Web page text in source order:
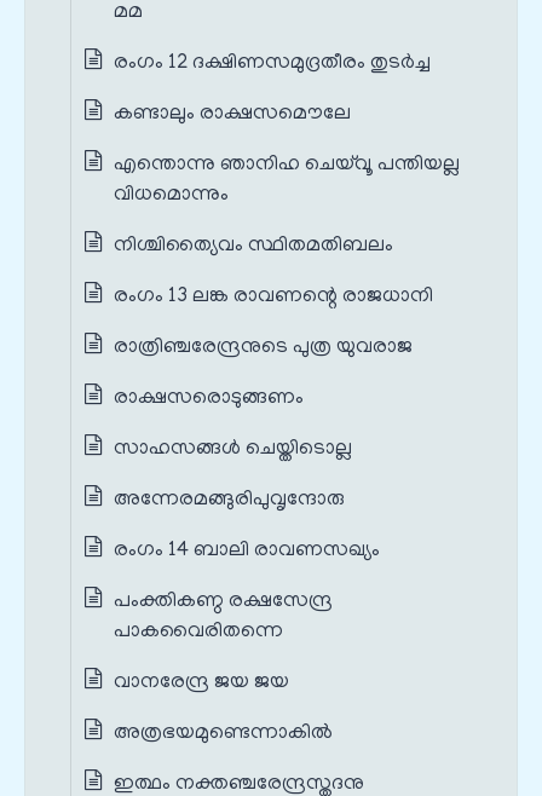
മമ
രംഗം 12 ദക്ഷിണസമുദ്രതീരം തുടർച്ച
കണ്ടാലും രാക്ഷസമൌലേ
എന്തൊന്നു ഞാനിഹ ചെയ്‌വൂ പന്തിയല്ല
വിധമൊന്നും
നിശ്ചിത്യൈവം സ്ഥിതമതിബലം
രംഗം 13 ലങ്ക രാവണന്റെ രാജധാനി
രാത്രിഞ്ചരേന്ദ്രനുടെ പുത്ര യുവരാജ
രാക്ഷസരൊടുങ്ങണം
സാഹസങ്ങൾ ചെയ്തിടൊല്ല
അന്നേരമങ്ങുരിപുവൃന്ദോരു
രംഗം 14 ബാലി രാവണസഖ്യം
പംക്തികണ്ഠ രക്ഷസേന്ദ്ര
പാകവൈരിതന്നെ
വാനരേന്ദ്ര ജയ ജയ
അത്രഭയമുണ്ടെന്നാകില്‍
ഇത്ഥം നക്തഞ്ചരേന്ദ്രസ്തദനു